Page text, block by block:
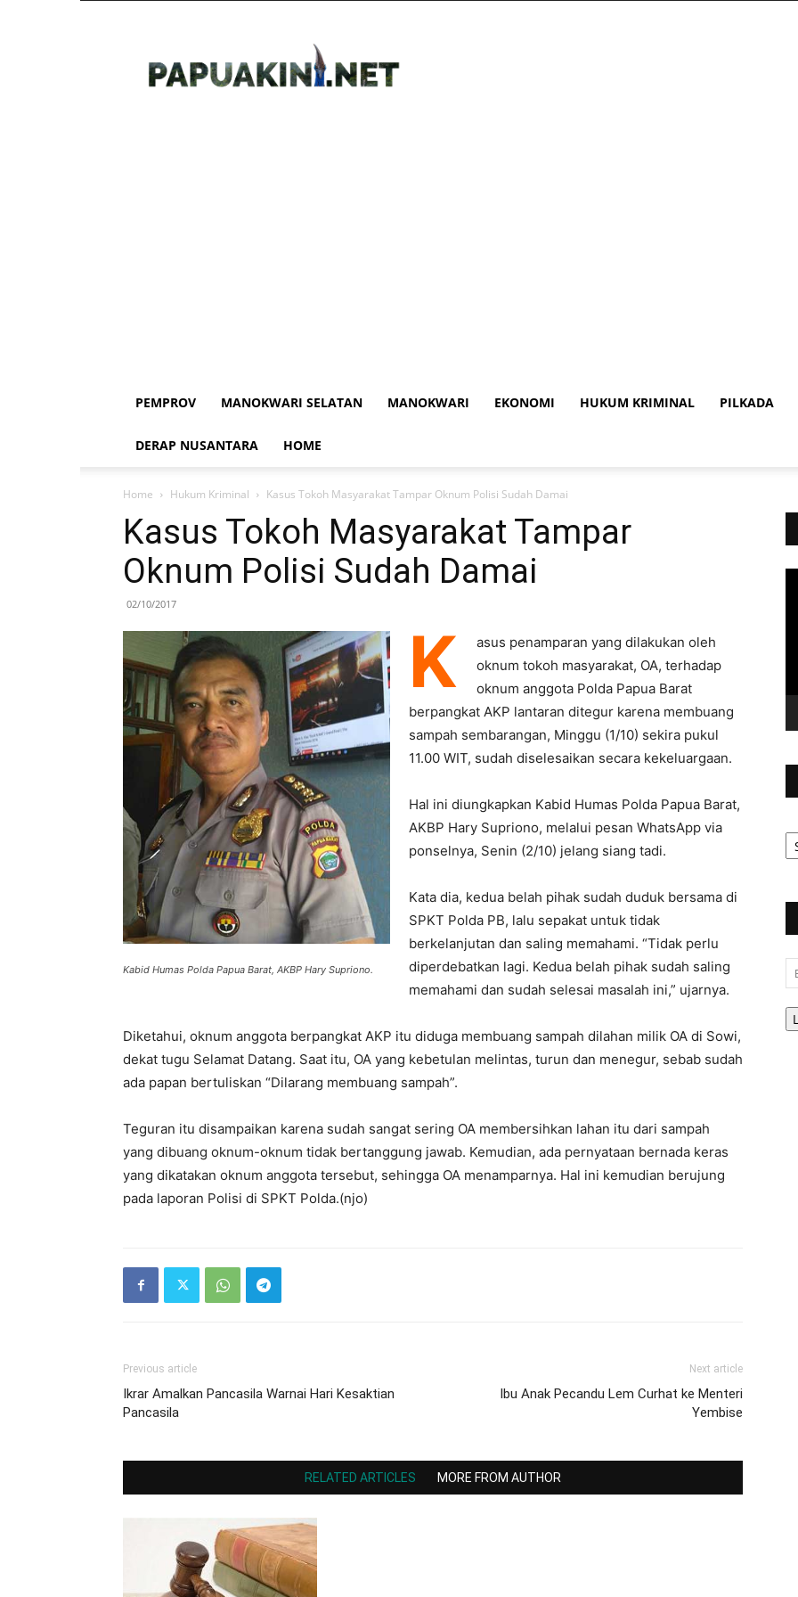
PEMPROV MANOKWARI SELATAN MANOKWARI EKONOMI HUKUM KRIMINAL PILKADA
DERAP NUSANTARA HOME
Home Hukum Kriminal Kasus Tokoh Masyarakat Tampar Oknum Polisi Sudah Damai
Kasus Tokoh Masyarakat Tampar
Oknum Polisi Sudah Damai
02/10/2017
Kabid Humas Polda Papua Barat, AKBP Hary Supriono.
K
asus penamparan yang dilakukan oleh
oknum tokoh masyarakat, OA, terhadap
oknum anggota Polda Papua Barat
berpangkat AKP lantaran ditegur karena membuang
sampah sembarangan, Minggu (1/10) sekira pukul
11.00 WIT, sudah diselesaikan secara kekeluargaan.
Hal ini diungkapkan Kabid Humas Polda Papua Barat,
AKBP Hary Supriono, melalui pesan WhatsApp via
ponselnya, Senin (2/10) jelang siang tadi.
Kata dia, kedua belah pihak sudah duduk bersama di
SPKT Polda PB, lalu sepakat untuk tidak
berkelanjutan dan saling memahami. “Tidak perlu
diperdebatkan lagi. Kedua belah pihak sudah saling
memahami dan sudah selesai masalah ini,” ujarnya.
Diketahui, oknum anggota berpangkat AKP itu diduga membuang sampah dilahan milik OA di Sowi,
dekat tugu Selamat Datang. Saat itu, OA yang kebetulan melintas, turun dan menegur, sebab sudah
ada papan bertuliskan “Dilarang membuang sampah”.
Teguran itu disampaikan karena sudah sangat sering OA membersihkan lahan itu dari sampah
yang dibuang oknum-oknum tidak bertanggung jawab. Kemudian, ada pernyataan bernada keras
yang dikatakan oknum anggota tersebut, sehingga OA menamparnya. Hal ini kemudian berujung
pada laporan Polisi di SPKT Polda.(njo)
Previous article
Ikrar Amalkan Pancasila Warnai Hari Kesaktian
Pancasila
Next article
Ibu Anak Pecandu Lem Curhat ke Menteri
Yembise
RELATED ARTICLES MORE FROM AUTHOR